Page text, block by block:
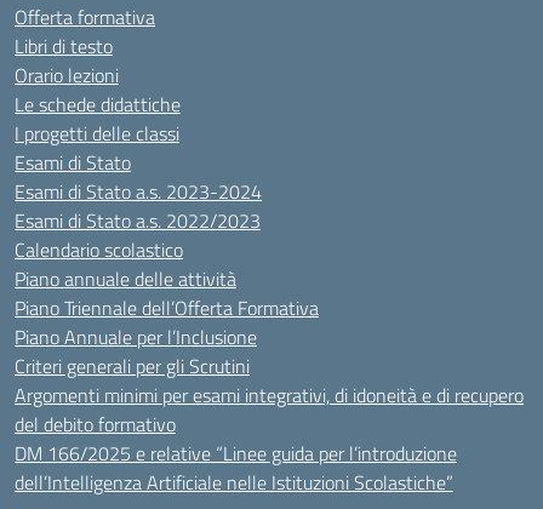
Offerta formativa
Libri di testo
Orario lezioni
Le schede didattiche
I progetti delle classi
Esami di Stato
Esami di Stato a.s. 2023-2024
Esami di Stato a.s. 2022/2023
Calendario scolastico
Piano annuale delle attività
Piano Triennale dell’Offerta Formativa
Piano Annuale per l’Inclusione
Criteri generali per gli Scrutini
Argomenti minimi per esami integrativi, di idoneità e di recupero
del debito formativo
DM 166/2025 e relative “Linee guida per l’introduzione
dell’Intelligenza Artificiale nelle Istituzioni Scolastiche”